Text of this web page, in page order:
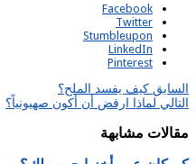
Facebook
Twitter
Stumbleupon
LinkedIn
Pinterest
السابق كيف يفسد الملح؟
التالي لماذا ارفض أن أكون صهيونياً؟
مقالات مشابهة